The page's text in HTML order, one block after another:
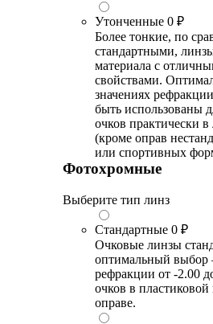
Утонченные 0 ₽
Более тонкие, по
стандартными,
материала с
свойствами.
значениях
быть использованы
очков практически
(кроме оправ
или спортивных
Фотохромные
Выберите тип линз
Стандартные 0 ₽
Очковые линзы
оптимальный выбор
рефракции от -2.00
очков в
оправе.